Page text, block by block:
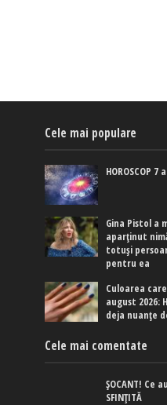
Cele mai populare
HOROSCOP 7
Gina Pistol a
aparținut
totuși
pentru ea
Culoarea
august 2026:
deja nuanțe
Cele mai comentate
ȘOCANT! Ce
SFINȚITĂ